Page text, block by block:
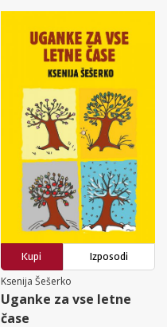
Kupi
Izposodi
Ksenija Šešerko
Uganke za vse letne
čase